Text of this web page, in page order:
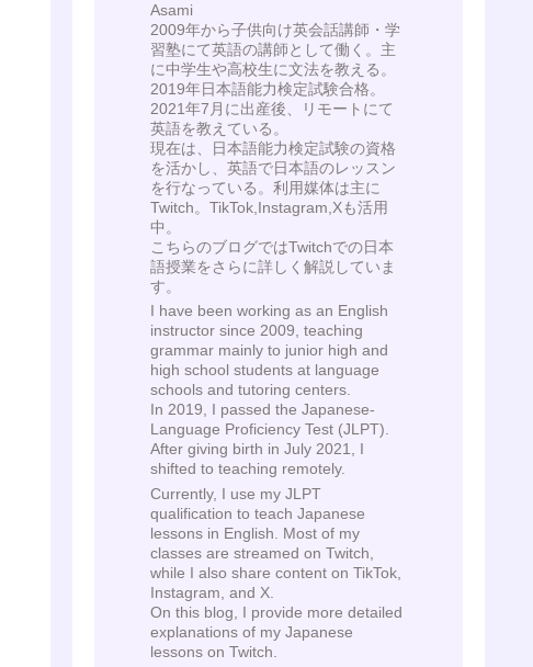
Asami
2009年から子供向け英会話講師・学
習塾にて英語の講師として働く。主
に中学生や高校生に文法を教える。
2019年日本語能力検定試験合格。
2021年7月に出産後、リモートにて
英語を教えている。
現在は、日本語能力検定試験の資格
を活かし、英語で日本語のレッスン
を行なっている。利用媒体は主に
Twitch。TikTok,Instagram,Xも活用
中。
こちらのブログではTwitchでの日本
語授業をさらに詳しく解説していま
す。
I have been working as an English
instructor since 2009, teaching
grammar mainly to junior high and
high school students at language
schools and tutoring centers.
In 2019, I passed the Japanese-
Language Proficiency Test (JLPT).
After giving birth in July 2021, I
shifted to teaching remotely.
Currently, I use my JLPT
qualification to teach Japanese
lessons in English. Most of my
classes are streamed on Twitch,
while I also share content on TikTok,
Instagram, and X.
On this blog, I provide more detailed
explanations of my Japanese
lessons on Twitch.